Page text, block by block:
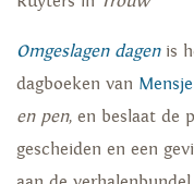
Omgeslagen dagen is
dagboeken van
en pen, en beslaat de
gescheiden en een